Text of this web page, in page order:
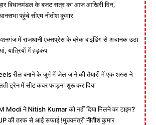
विधानमंडल के बजट सत्र का आज आखिरी दिन,
पहुंचे सीएम नीतीश कुमार
में राजधानी एक्सप्रेस के ब्रेक बाइंडिंग से अचानक उठा
यात्रियों में हड़कंप
रील बनाने के जुर्म में जेल जाने की तैयारी में एक शख्स ने
ट्रेन में सीट कवर फाड़ना शुरू कर दिया
Modi ने Nitish Kumar को नहीं दिया मिलने का टाइम?
की तरफ से आई सफाई !मुख्यमंत्री नीतीश कुमार